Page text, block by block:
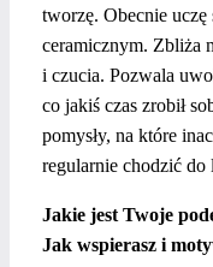
tworzę. Obecnie
ceramicznym. Zbliża
i czucia. Pozwala
co jakiś czas zrobił
pomysły, na które
regularnie chodzić do
Jakie jest Twoje
Jak wspierasz i